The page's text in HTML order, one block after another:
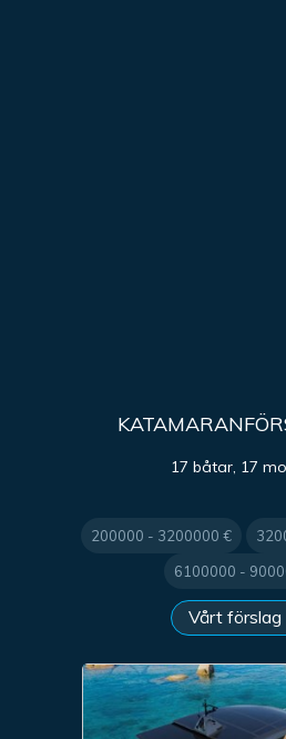
17 båtar, 17
200000 - 3200000 €
6100000 -